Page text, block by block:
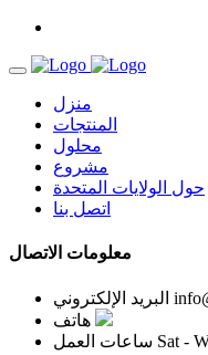
منزل
المنتجات
محلول
مشروع
حول الولايات المتحدة
اتصل بنا
معلومات الاتصال
البريد الإلكتروني
هاتف
ساعات العمل Sat -